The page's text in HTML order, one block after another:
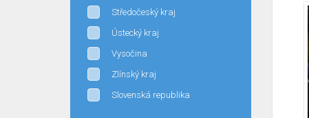
Středočeský kraj
Ústecký kraj
Vysočina
Zlínský kraj
Slovenská republika